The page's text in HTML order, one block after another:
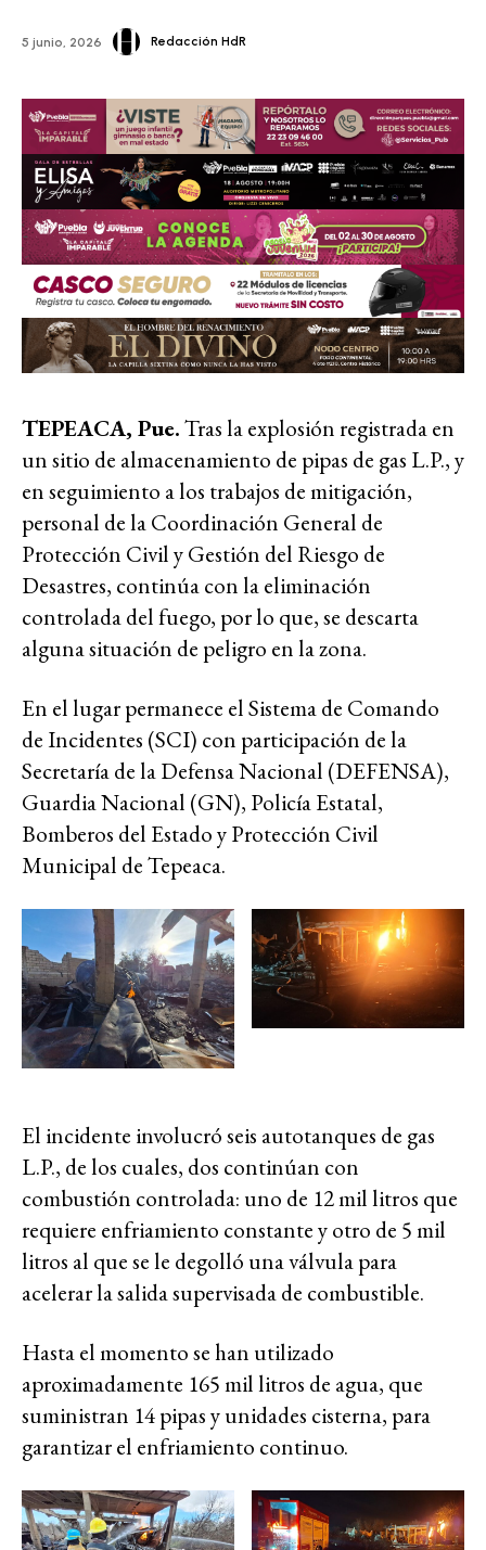
5 junio, 2026 Redacción HdR
TEPEACA, Pue.Tras la explosión registrada en
un sitio de almacenamiento de pipas de gas L.P., y
en seguimiento a los trabajos de mitigación,
personal de la Coordinación General de
Protección Civil y Gestión del Riesgo de
Desastres, continúa con la eliminación
controlada del fuego, por lo que, se descarta
alguna situación de peligro en la zona.
En el lugar permanece el Sistema de Comando
de Incidentes (SCI) con participación de la
Secretaría de la Defensa Nacional (DEFENSA),
Guardia Nacional (GN), Policía Estatal,
Bomberos del Estado y Protección Civil
Municipal de Tepeaca.
El incidente involucró seis autotanques de gas
L.P., de los cuales, dos continúan con
combustión controlada: uno de 12 mil litros que
requiere enfriamiento constante y otro de 5 mil
litros al que se le degolló una válvula para
acelerar la salida supervisada de combustible.
Hasta el momento se han utilizado
aproximadamente 165 mil litros de agua, que
suministran 14 pipas y unidades cisterna, para
garantizar el enfriamiento continuo.